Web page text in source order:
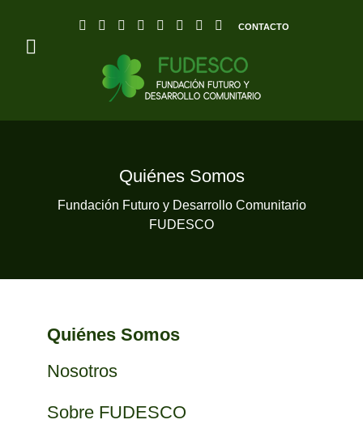
CONTACTO
Quiénes Somos
Fundación Futuro y Desarrollo Comunitario
FUDESCO
Quiénes Somos
Nosotros
Sobre FUDESCO